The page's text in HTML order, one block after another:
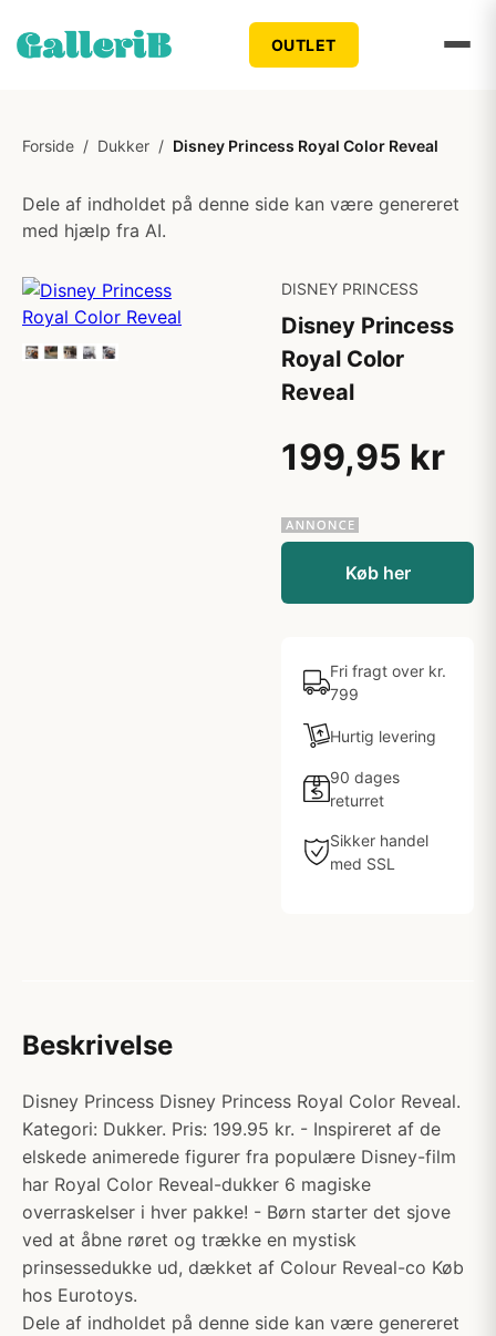
OUTLET
Forside / Dukker / Disney Princess Royal Color Reveal
Dele af indholdet på denne side kan være genereret
med hjælp fra AI.
DISNEY PRINCESS
Disney Princess
Royal Color
Reveal
199,95 kr
Køb her
Fri fragt over kr.
799
Hurtig levering
90 dages
returret
Sikker handel
med SSL
Beskrivelse
Disney Princess Disney Princess Royal Color Reveal.
Kategori: Dukker. Pris: 199.95 kr. - ​Inspireret af de
elskede animerede figurer fra populære Disney-film
har Royal Color Reveal-dukker 6 magiske
overraskelser i hver pakke! - Børn starter det sjove
ved at åbne røret og trække en mystisk
prinsessedukke ud, dækket af Colour Reveal-co Køb
hos Eurotoys.
Dele af indholdet på denne side kan være genereret